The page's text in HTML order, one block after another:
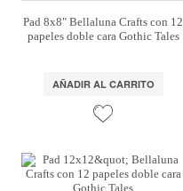
Pad 8x8" Bellaluna Crafts con 12
papeles doble cara Gothic Tales
AÑADIR AL CARRITO